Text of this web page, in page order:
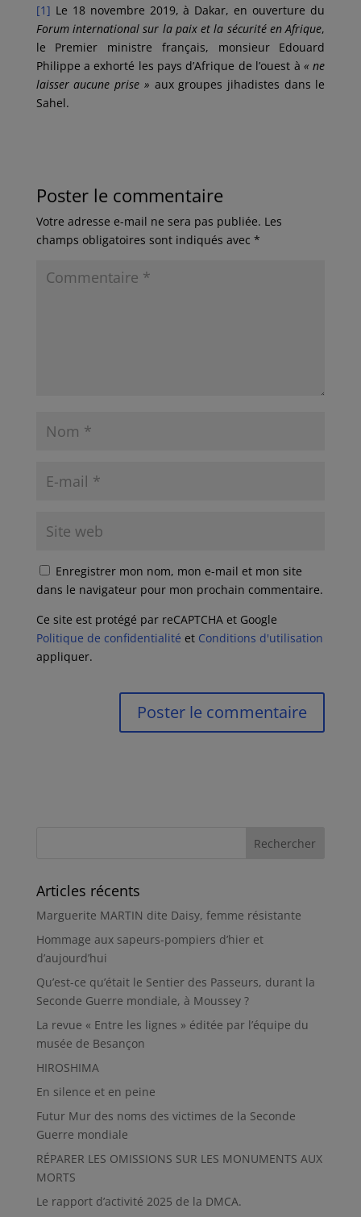
[1] Le 18 novembre 2019, à Dakar, en ouverture du
Forum international sur la paix et la sécurité en Afrique,
le Premier ministre français, monsieur Edouard
Philippe a exhorté les pays d’Afrique de l’ouest à « ne
laisser aucune prise » aux groupes jihadistes dans le
Sahel.
Poster le commentaire
Votre adresse e-mail ne sera pas publiée. Les
champs obligatoires sont indiqués avec *
Enregistrer mon nom, mon e-mail et mon site
dans le navigateur pour mon prochain commentaire.
Ce site est protégé par reCAPTCHA et Google
Politique de confidentialité et Conditions d'utilisation
appliquer.
Articles récents
Marguerite MARTIN dite Daisy, femme résistante
Hommage aux sapeurs-pompiers d’hier et
d’aujourd’hui
Qu’est-ce qu’était le Sentier des Passeurs, durant la
Seconde Guerre mondiale, à Moussey ?
La revue « Entre les lignes » éditée par l’équipe du
musée de Besançon
HIROSHIMA
En silence et en peine
Futur Mur des noms des victimes de la Seconde
Guerre mondiale
RÉPARER LES OMISSIONS SUR LES MONUMENTS AUX
MORTS
Le rapport d’activité 2025 de la DMCA.